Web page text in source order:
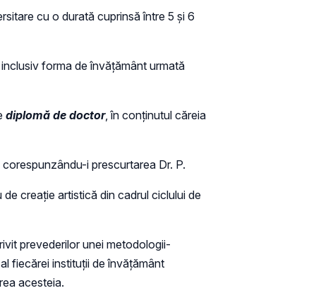
cu o durată cuprinsă între 5 și 6
forma de învățământ urmată
diplomă de doctor, în conținutul căreia
i prescurtarea Dr. P.
creație artistică din cadrul ciclului de
prevederilor unei metodologii-
fiecărei instituții de învățământ
acesteia.